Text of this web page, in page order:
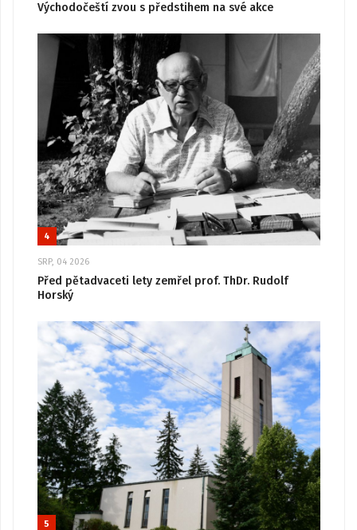
Východočeští zvou s předstihem na své akce
4
SRP, 04 2026
Před pětadvaceti lety zemřel prof. ThDr. Rudolf
Horský
5